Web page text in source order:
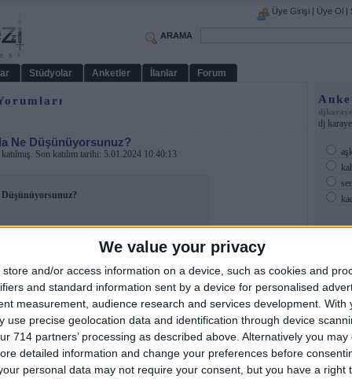
We value your privacy
store and/or access information on a device, such as cookies and
and standard information sent by a device for personalised
measurement, audience research and services development. With
use precise geolocation data and identification through device
714 partners’ processing as described above. Alternatively you
detailed information and change your preferences before
personal data may not require your consent, but you have a right
Üye Girişi | Üye Ol |
ARAMA
Stüdyolar Anketler İlanlar Forum
Ne Düşünüyorsunuz?
Son katılım tarihi: 5.01.2024 10:40:13
dj